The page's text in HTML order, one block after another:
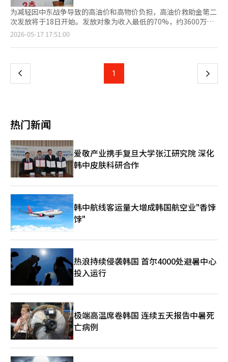
为减轻因中东战争导致的高油价和高物价负担，高油价救助金第二
次发放将于18日开始。发放对象为收入最低的70%，约3600万
人。 根据行政安全部的说法，第二次发放的对象是根据2026年3月
职工参保者，健康保险费为1人家庭13万元，2人家庭14万元，3人
标准为1人家庭8万元，2人家庭12万元，3人家庭19万元，4人家庭
产者将被排除在外。 救助金金额根据居住地区不同而有所差异。
首都圈居民可获得10万元，非首都圈居民可获得15万元。人口减
少地区的优待支持地区居民可获得20万元，特别支持地区居民可获
得25万元。 申请期限为7月3日。第一轮发放对象的低保家庭和单
亲家庭等弱势群体中尚未申请的人也可以在此期间申请。救助金的
使用期限为8月31日，逾期未使用的金额将作废。 申请方式与去年
民生恢复消费券类似。若希望通过信用卡或借记卡发放，可通过卡
公司网站、应用程序、客服中心、自动语音服务等进行申请。为了
减少第一周的拥堵，将根据出生年份的末尾数字实施按周申请制。
使用地区限制为户籍所在地的地方自治团体。使用地点为年营业额
30亿韩元以下的加盟店和小商户店铺。不过，加油站可在没有营业
额限制的情况下使用。 此次救助金旨在减轻高油价和物价上涨的
负担，同时补充地区消费。由于使用期限已确定，受益者需提前确
统翻译与编辑。
2026-05-17 17:51:00
上
页
1 下
热门新闻
爱敬产业携手复旦大学张江研究院 深化
韩中皮肤科研合作
韩中航线客运量大增成韩国航空业"香饽
饽"
热浪持续侵袭韩国 首尔4000处避暑中心
投入运行
极端高温席卷韩国 连续五天报告中暑死
亡病例